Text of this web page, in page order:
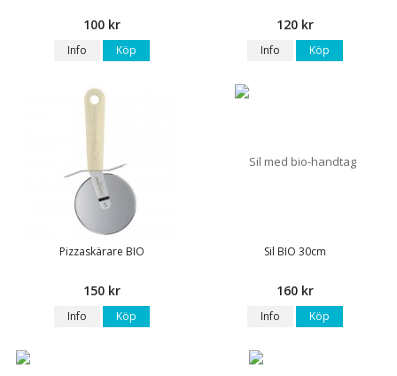
100 kr
Info Köp
120 kr
Info Köp
Pizzaskärare BIO
150 kr
Info Köp
Sil BIO 30cm
160 kr
Info Köp